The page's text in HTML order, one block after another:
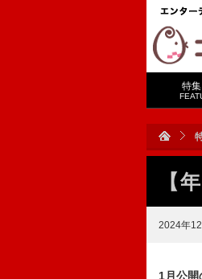
特
【
2024年
1月公